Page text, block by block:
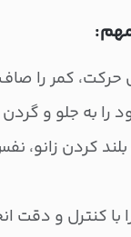
کمر را
را به جلو و
کردن زانو،
با کنترل و دقت